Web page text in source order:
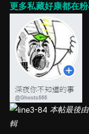
更多私藏好康都在
本帖最後
輯